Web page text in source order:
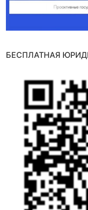
БЕСПЛАТНАЯ